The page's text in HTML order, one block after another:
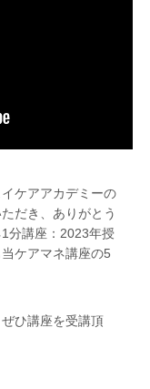
ケアアカデミーの
だき、ありがとう
分講座：2023年授
ケアマネ講座の5
ひ講座を受講頂